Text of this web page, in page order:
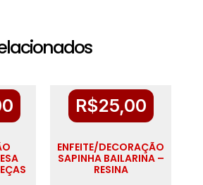
R$25,00
ENFEITE/DECORAÇÃO
SAPINHA BAILARINA –
RESINA